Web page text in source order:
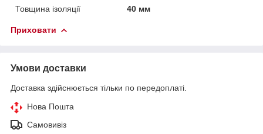
Товщина ізоляції
40 мм
Приховати
Умови доставки
Доставка здійснюється тільки по передоплаті.
Нова Пошта
Самовивіз